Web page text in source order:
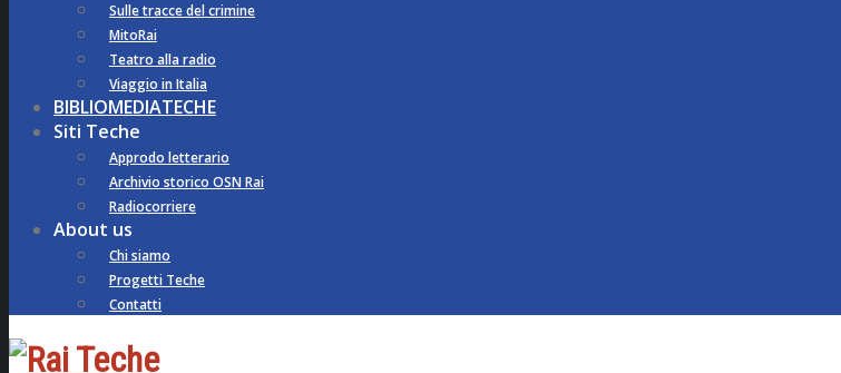
Sulle tracce del crimine
MitoRai
Teatro alla radio
Viaggio in Italia
BIBLIOMEDIATECHE
Siti Teche
Approdo letterario
Archivio storico OSN Rai
Radiocorriere
About us
Chi siamo
Progetti Teche
Contatti